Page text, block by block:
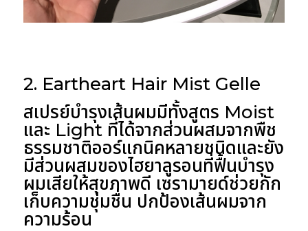
2. Eartheart Hair Mist Gelle
สเปรย์บำรุงเส้นผมมีทั้งสูตร Moist
และ Light ที่ได้จากส่วนผสมจากพืช
ธรรมชาติออร์แกนิคหลายชนิดและยัง
มีส่วนผสมของไฮยาลูรอนที่ฟื้นบำรุง
ผมเสียให้สุขภาพดี เซรามายด์ช่วยกัก
เก็บความชุ่มชื่น ปกป้องเส้นผมจาก
ความร้อน